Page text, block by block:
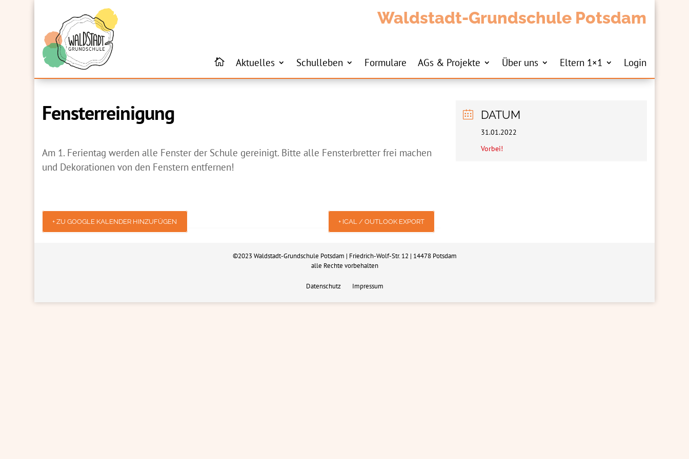
Waldstadt-Grundschule Potsdam
Aktuelles Schulleben Formulare AGs & Projekte Über uns Eltern 1×1 Login
Fensterreinigung
Am 1. Ferientag werden alle Fenster der Schule gereinigt. Bitte alle Fensterbretter frei machen
und Dekorationen von den Fenstern entfernen!
+ ZU GOOGLE KALENDER HINZUFÜGEN + ICAL / OUTLOOK EXPORT
DATUM
31.01.2022
Vorbei!
©2023 Waldstadt-Grundschule Potsdam | Friedrich-Wolf-Str. 12 | 14478 Potsdam
alle Rechte vorbehalten
Datenschutz Impressum